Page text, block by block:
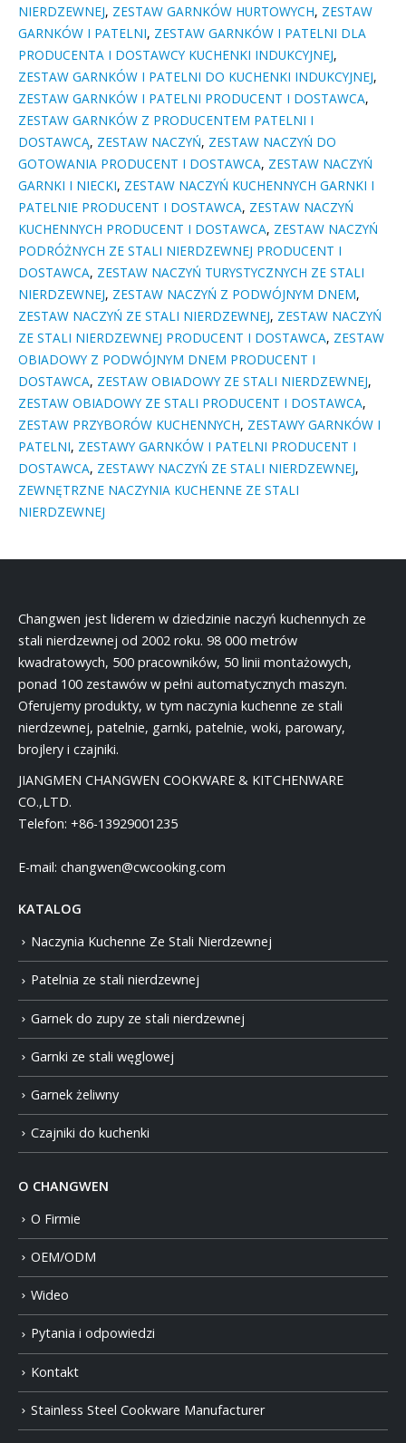
NIERDZEWNEJ, ZESTAW GARNKÓW HURTOWYCH, ZESTAW
GARNKÓW I PATELNI, ZESTAW GARNKÓW I PATELNI DLA
PRODUCENTA I DOSTAWCY KUCHENKI INDUKCYJNEJ,
ZESTAW GARNKÓW I PATELNI DO KUCHENKI INDUKCYJNEJ,
ZESTAW GARNKÓW I PATELNI PRODUCENT I DOSTAWCA,
ZESTAW GARNKÓW Z PRODUCENTEM PATELNI I
DOSTAWCĄ, ZESTAW NACZYŃ, ZESTAW NACZYŃ DO
GOTOWANIA PRODUCENT I DOSTAWCA, ZESTAW NACZYŃ
GARNKI I NIECKI, ZESTAW NACZYŃ KUCHENNYCH GARNKI I
PATELNIE PRODUCENT I DOSTAWCA, ZESTAW NACZYŃ
KUCHENNYCH PRODUCENT I DOSTAWCA, ZESTAW NACZYŃ
PODRÓŻNYCH ZE STALI NIERDZEWNEJ PRODUCENT I
DOSTAWCA, ZESTAW NACZYŃ TURYSTYCZNYCH ZE STALI
NIERDZEWNEJ, ZESTAW NACZYŃ Z PODWÓJNYM DNEM,
ZESTAW NACZYŃ ZE STALI NIERDZEWNEJ, ZESTAW NACZYŃ
ZE STALI NIERDZEWNEJ PRODUCENT I DOSTAWCA, ZESTAW
OBIADOWY Z PODWÓJNYM DNEM PRODUCENT I
DOSTAWCA, ZESTAW OBIADOWY ZE STALI NIERDZEWNEJ,
ZESTAW OBIADOWY ZE STALI PRODUCENT I DOSTAWCA,
ZESTAW PRZYBORÓW KUCHENNYCH, ZESTAWY GARNKÓW I
PATELNI, ZESTAWY GARNKÓW I PATELNI PRODUCENT I
DOSTAWCA, ZESTAWY NACZYŃ ZE STALI NIERDZEWNEJ,
ZEWNĘTRZNE NACZYNIA KUCHENNE ZE STALI
NIERDZEWNEJ
Changwen jest liderem w dziedzinie naczyń kuchennych ze
stali nierdzewnej od 2002 roku. 98 000 metrów
kwadratowych, 500 pracowników, 50 linii montażowych,
ponad 100 zestawów w pełni automatycznych maszyn.
Oferujemy produkty, w tym naczynia kuchenne ze stali
nierdzewnej, patelnie, garnki, patelnie, woki, parowary,
brojlery i czajniki.
JIANGMEN CHANGWEN COOKWARE & KITCHENWARE
CO.,LTD.
Telefon: +86-13929001235
E-mail: changwen@cwcooking.com
KATALOG
Naczynia Kuchenne Ze Stali Nierdzewnej
Patelnia ze stali nierdzewnej
Garnek do zupy ze stali nierdzewnej
Garnki ze stali węglowej
Garnek żeliwny
Czajniki do kuchenki
O CHANGWEN
O Firmie
OEM/ODM
Wideo
Pytania i odpowiedzi
Kontakt
Stainless Steel Cookware Manufacturer